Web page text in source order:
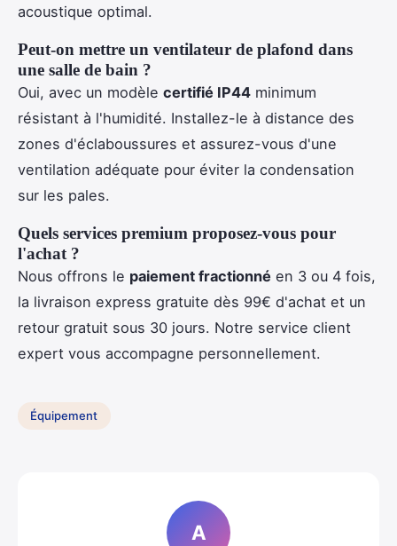
acoustique optimal.
Peut-on mettre un ventilateur de plafond dans
une salle de bain ?
Oui, avec un modèle certifié IP44 minimum
résistant à l'humidité. Installez-le à distance des
zones d'éclaboussures et assurez-vous d'une
ventilation adéquate pour éviter la condensation
sur les pales.
Quels services premium proposez-vous pour
l'achat ?
Nous offrons le paiement fractionné en 3 ou 4 fois,
la livraison express gratuite dès 99€ d'achat et un
retour gratuit sous 30 jours. Notre service client
expert vous accompagne personnellement.
Équipement
A